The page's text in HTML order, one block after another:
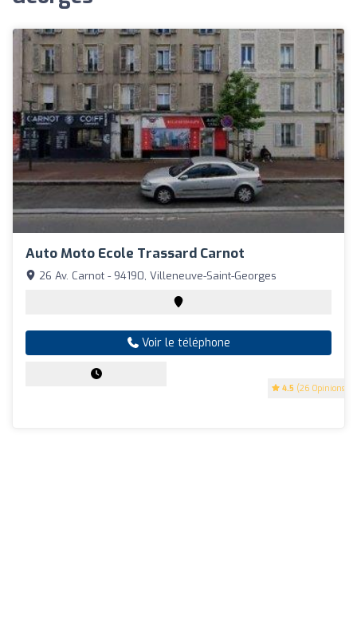
Auto Moto Ecole Trassard Carnot
4.5 (26 Opinions)
26 Av. Carnot - 94190, Villeneuve-Saint-Georges
Voir le téléphone